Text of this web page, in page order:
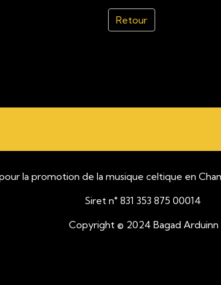
Retour
de la musique celtique en
Siret n° 831 353 875 00014
© 2024 Bagad Arduinn